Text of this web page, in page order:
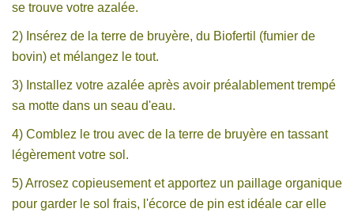
se trouve votre azalée.
2) Insérez de la terre de bruyère, du Biofertil (fumier de
bovin) et mélangez le tout.
3) Installez votre azalée après avoir préalablement trempé
sa motte dans un seau d'eau.
4) Comblez le trou avec de la terre de bruyère en tassant
légèrement votre sol.
5) Arrosez copieusement et apportez un paillage organique
pour garder le sol frais, l'écorce de pin est idéale car elle